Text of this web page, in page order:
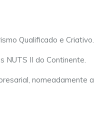
Qualificado e Criativo.
NUTS II do Continente.
nomeadamente a